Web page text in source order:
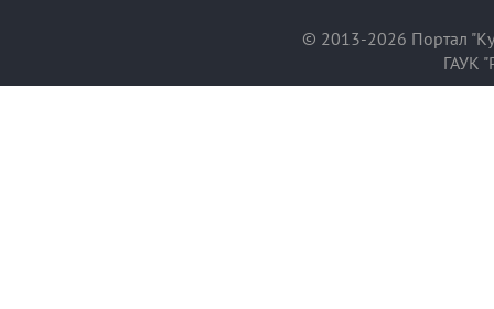
© 2013-2026 Портал
ГАУК